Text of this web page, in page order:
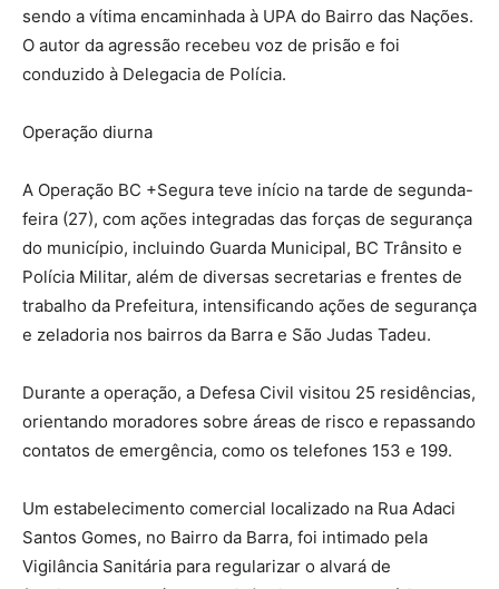
sendo a vítima encaminhada à UPA do Bairro das Nações.
O autor da agressão recebeu voz de prisão e foi
conduzido à Delegacia de Polícia.
Operação diurna
A Operação BC +Segura teve início na tarde de segunda-
feira (27), com ações integradas das forças de segurança
do município, incluindo Guarda Municipal, BC Trânsito e
Polícia Militar, além de diversas secretarias e frentes de
trabalho da Prefeitura, intensificando ações de segurança
e zeladoria nos bairros da Barra e São Judas Tadeu.
Durante a operação, a Defesa Civil visitou 25 residências,
orientando moradores sobre áreas de risco e repassando
contatos de emergência, como os telefones 153 e 199.
Um estabelecimento comercial localizado na Rua Adaci
Santos Gomes, no Bairro da Barra, foi intimado pela
Vigilância Sanitária para regularizar o alvará de